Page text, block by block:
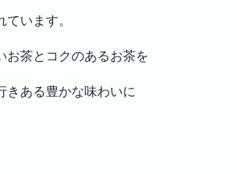
います。
お茶とコクのあるお茶を
きある豊かな味わいに